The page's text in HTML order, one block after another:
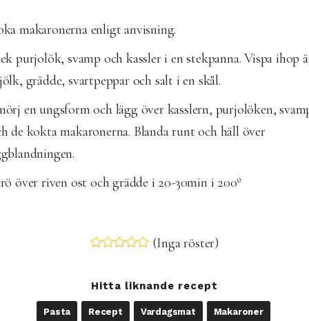
makaronerna enligt anvisning.
purjolök, svamp och kassler i en stekpanna. Vispa ihop
grädde, svartpeppar och salt i en skål.
en ungsform och lägg över kasslern, purjolöken,
de kokta makaronerna. Blanda runt och häll över
över riven ost och grädde i 20-30min i 200º
(Inga röster)
Hitta liknande recept
Pasta Recept Vardagsmat Makaroner